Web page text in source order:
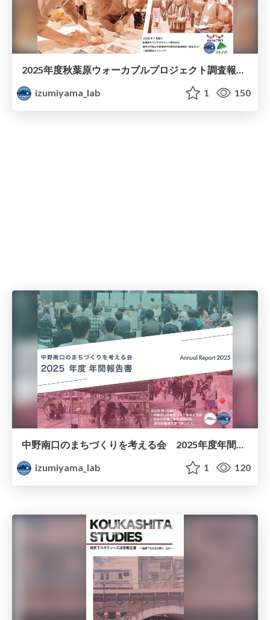
izumiyama_lab
1 150
中野南口のまちづくりを考える会 2025年度年間報告書
izumiyama_lab
1 120